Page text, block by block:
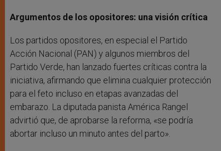
Argumentos de los opositores: una visión crítica
Los partidos opositores, en especial el Partido
Acción Nacional (PAN) y algunos miembros del
Partido Verde, han lanzado fuertes críticas contra la
iniciativa, afirmando que elimina cualquier protección
para el feto incluso en etapas avanzadas del
embarazo. La diputada panista América Rangel
advirtió que, de aprobarse la reforma, «se podría
abortar incluso un minuto antes del parto».